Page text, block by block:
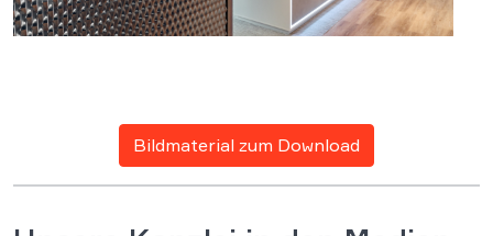
Bildmaterial zum Download